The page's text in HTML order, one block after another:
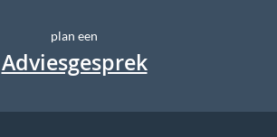
plan een
Adviesgesprek